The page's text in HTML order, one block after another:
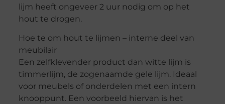
lijm heeft ongeveer 2 uur nodig om op het
hout te drogen.
Hoe te om hout te lijmen – interne deel van
meubilair
Een zelfklevender product dan witte lijm is
timmerlijm, de zogenaamde gele lijm. Ideaal
voor meubels of onderdelen met een intern
knooppunt. Een voorbeeld hiervan is het